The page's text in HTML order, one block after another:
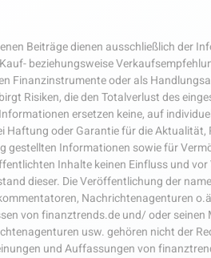
Beiträge dienen ausschließlich der
beziehungsweise
Finanzinstrumente oder als
Risiken, die den Totalverlust des
ersetzen keine, auf
Haftung oder Garantie für die Aktualität,
gestellten Informationen sowie für
Inhalte keinen Einfluss und
dieser. Die Veröffentlichung der
Nachrichtenagenturen
von finanztrends.de und/ oder
usw. gehören nicht der
und Auffassungen von